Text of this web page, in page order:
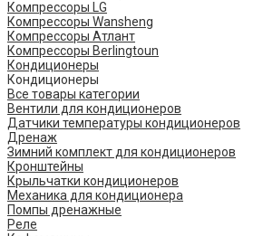
Компрессоры LG
Компрессоры Wansheng
Компрессоры Атлант
Компрессоры Berlingtoun
Кондиционеры
Кондиционеры
Все товары категории
Вентили для кондиционеров
Датчики температуры кондиционеров
Дренаж
Зимний комплект для кондиционеров
Кронштейны
Крыльчатки кондиционеров
Механика для кондиционера
Помпы дренажные
Реле